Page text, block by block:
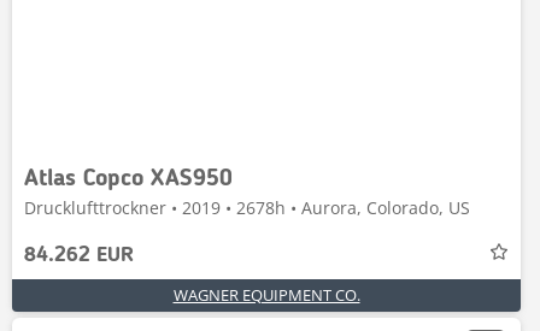
Atlas Copco XAS950
Drucklufttrockner • 2019 • 2678h • Aurora, Colorado, US
84.262 EUR
WAGNER EQUIPMENT CO.